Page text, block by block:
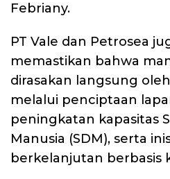
Febriany.
PT Vale dan Petrosea
memastikan bahwa
dirasakan langsung
melalui penciptaan
peningkatan kapasitas
Manusia (SDM), serta
berkelanjutan berbasis